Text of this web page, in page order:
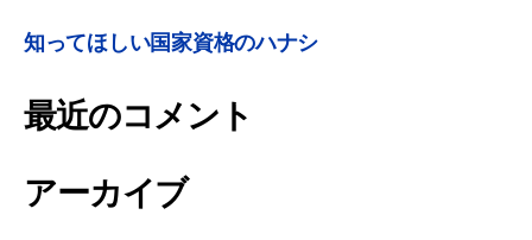
知ってほしい国家資格のハナシ
最近のコメント
アーカイブ